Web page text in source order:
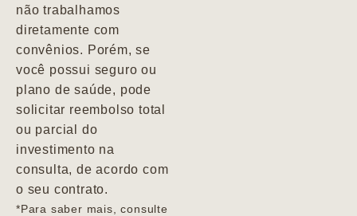
não trabalhamos
diretamente com
convênios. Porém, se
você possui seguro ou
plano de saúde, pode
solicitar reembolso total
ou parcial do
investimento na
consulta, de acordo com
o seu contrato.
*Para saber mais, consulte